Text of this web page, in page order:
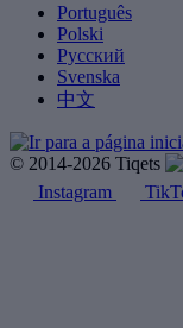
Português
Polski
Русский
Svenska
中文
© 2014-2026 Tiqets
Instagram